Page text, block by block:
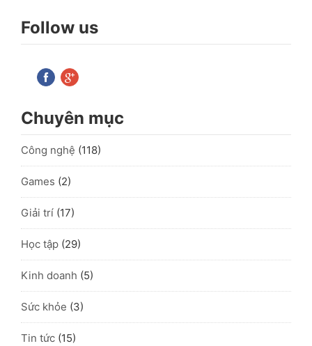
Follow us
Chuyên mục
Công nghệ (118)
Games (2)
Giải trí (17)
Học tập (29)
Kinh doanh (5)
Sức khỏe (3)
Tin tức (15)